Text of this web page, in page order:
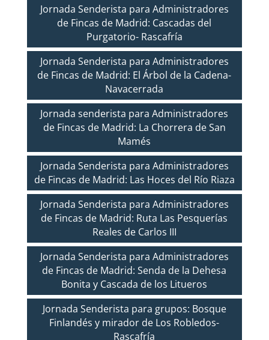
Jornada Senderista para Administradores
de Fincas de Madrid: Cascadas del
Purgatorio- Rascafría
Jornada Senderista para Administradores
de Fincas de Madrid: El Árbol de la Cadena-
Navacerrada
Jornada senderista para Administradores
de Fincas de Madrid: La Chorrera de San
Mamés
Jornada Senderista para Administradores
de Fincas de Madrid: Las Hoces del Río Riaza
Jornada Senderista para Administradores
de Fincas de Madrid: Ruta Las Pesquerías
Reales de Carlos III
Jornada Senderista para Administradores
de Fincas de Madrid: Senda de la Dehesa
Bonita y Cascada de los Litueros
Jornada Senderista para grupos: Bosque
Finlandés y mirador de Los Robledos-
Rascafría